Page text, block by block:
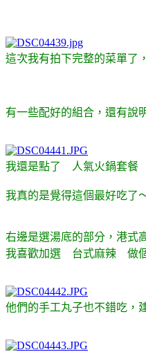
這次我有拍下完整的菜單了
有一些配好的組合，還有說
我還是點了 人氣火鍋套
我真的是覺得這個最好吃
右邊是選湯底的部分，港式
我喜歡加選 台式麻辣 做個
他們的手工丸子也不錯吃，